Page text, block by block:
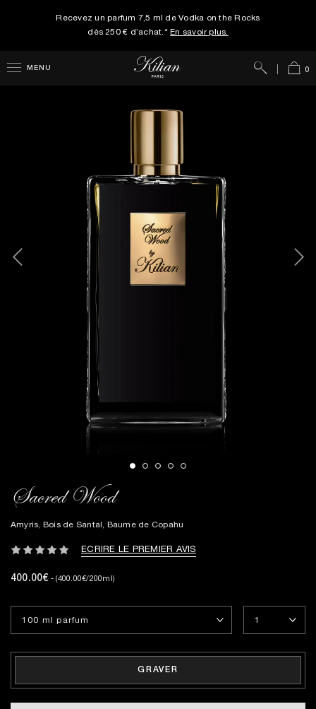
Recevez un parfum 7,5 ml de Vodka on the Rocks
dès 250 € d’achat.* En savoir plus.
MENU 0
Rechercher
Sacred Wood
Amyris, Bois de Santal, Baume de Copahu
ECRIRE LE PREMIER AVIS
400.00€ - (400.00€/200ml)
GRAVER